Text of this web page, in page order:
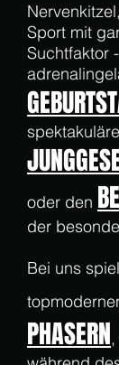
Sport mit
Suchtfaktor
oder den
der
Bei uns
PHASERN